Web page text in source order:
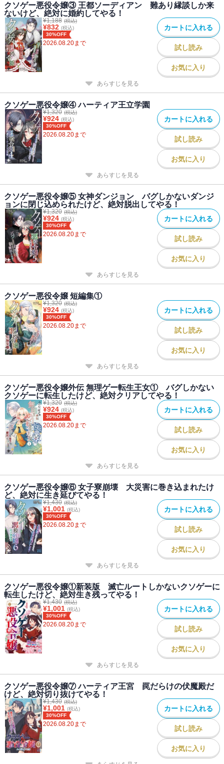
クソゲー悪役令嬢③ 王都ソーディアン 難あり縁談しか来
ないけど、絶対に婚約してやる！
¥1,188 (税込)
¥832 (税込)
30%OFF
2026.08.20まで
カートに入れる
試し読み
お気に入り
あらすじを見る
クソゲー悪役令嬢④ ハーティア王立学園
¥1,320 (税込)
¥924 (税込)
30%OFF
2026.08.20まで
カートに入れる
試し読み
お気に入り
あらすじを見る
クソゲー悪役令嬢⑤ 女神ダンジョン バグしかないダンジ
ョンに閉じ込められたけど、絶対脱出してやる！
¥1,320 (税込)
¥924 (税込)
30%OFF
2026.08.20まで
カートに入れる
試し読み
お気に入り
あらすじを見る
クソゲー悪役令嬢 短編集①
¥1,320 (税込)
¥924 (税込)
30%OFF
2026.08.20まで
カートに入れる
試し読み
お気に入り
あらすじを見る
クソゲー悪役令嬢外伝 無理ゲー転生王女① バグしかない
クソゲーに転生したけど、絶対クリアしてやる！
¥1,320 (税込)
¥924 (税込)
30%OFF
2026.08.20まで
カートに入れる
試し読み
お気に入り
あらすじを見る
クソゲー悪役令嬢⑥ 女子寮崩壊 大災害に巻き込まれたけ
ど、絶対に生き延びてやる！
¥1,430 (税込)
¥1,001 (税込)
30%OFF
2026.08.20まで
カートに入れる
試し読み
お気に入り
あらすじを見る
クソゲー悪役令嬢①新装版 滅亡ルートしかないクソゲーに
転生したけど、絶対生き残ってやる！
¥1,430 (税込)
¥1,001 (税込)
30%OFF
2026.08.20まで
カートに入れる
試し読み
お気に入り
あらすじを見る
クソゲー悪役令嬢⑦ ハーティア王宮 罠だらけの伏魔殿だ
けど、絶対切り抜けてやる！
¥1,430 (税込)
¥1,001 (税込)
30%OFF
2026.08.20まで
カートに入れる
試し読み
お気に入り